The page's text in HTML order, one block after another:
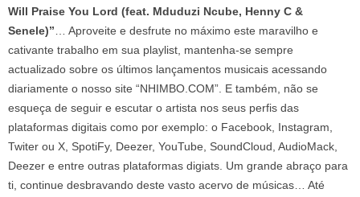
Will Praise You Lord (feat. Mduduzi Ncube, Henny C &
Senele)” … Aproveite e desfrute no máximo este maravilho e
cativante trabalho em sua playlist, mantenha-se sempre
actualizado sobre os últimos lançamentos musicais acessando
diariamente o nosso site “NHIMBO.COM”. E também, não se
esqueça de seguir e escutar o artista nos seus perfis das
plataformas digitais como por exemplo: o Facebook, Instagram,
Twiter ou X, SpotiFy, Deezer, YouTube, SoundCloud, AudioMack,
Deezer e entre outras plataformas digiats. Um grande abraço para
ti, continue desbravando deste vasto acervo de músicas… Até